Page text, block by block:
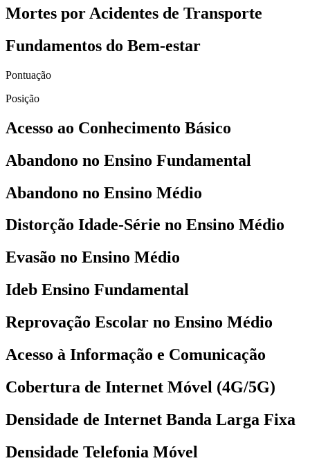
Mortes por Acidentes de Transporte
Fundamentos do Bem-estar
Pontuação
Posição
Acesso ao Conhecimento Básico
Abandono no Ensino Fundamental
Abandono no Ensino Médio
Distorção Idade-Série no Ensino Médio
Evasão no Ensino Médio
Ideb Ensino Fundamental
Reprovação Escolar no Ensino Médio
Acesso à Informação e Comunicação
Cobertura de Internet Móvel (4G/5G)
Densidade de Internet Banda Larga Fixa
Densidade Telefonia Móvel